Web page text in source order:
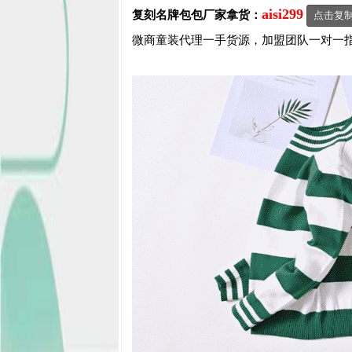
复刻名牌包包厂家拿货： aisi299 点击复
微商童装代理一手货源，加盟团队一对一